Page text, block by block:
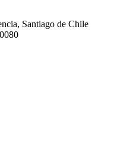
Santiago de Chile